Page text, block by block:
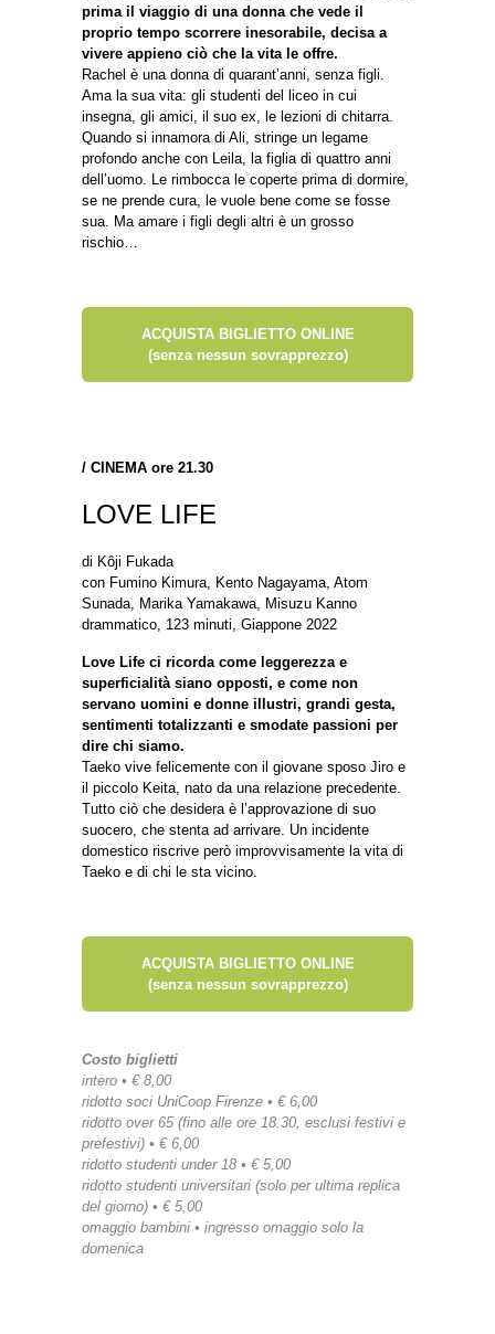
prima il viaggio di una donna che vede il
proprio tempo scorrere inesorabile, decisa a
vivere appieno ciò che la vita le offre.
Rachel è una donna di quarant’anni, senza figli.
Ama la sua vita: gli studenti del liceo in cui
insegna, gli amici, il suo ex, le lezioni di chitarra.
Quando si innamora di Ali, stringe un legame
profondo anche con Leila, la figlia di quattro anni
dell’uomo. Le rimbocca le coperte prima di dormire,
se ne prende cura, le vuole bene come se fosse
sua. Ma amare i figli degli altri è un grosso
rischio…
ACQUISTA BIGLIETTO ONLINE
(senza nessun sovrapprezzo)
/ CINEMA ore 21.30
LOVE LIFE
di Kôji Fukada
con Fumino Kimura, Kento Nagayama, Atom
Sunada, Marika Yamakawa, Misuzu Kanno
drammatico, 123 minuti, Giappone 2022
Love Life ci ricorda come leggerezza e
superficialità siano opposti, e come non
servano uomini e donne illustri, grandi gesta,
sentimenti totalizzanti e smodate passioni per
dire chi siamo.
Taeko vive felicemente con il giovane sposo Jiro e
il piccolo Keita, nato da una relazione precedente.
Tutto ciò che desidera è l’approvazione di suo
suocero, che stenta ad arrivare. Un incidente
domestico riscrive però improvvisamente la vita di
Taeko e di chi le sta vicino.
ACQUISTA BIGLIETTO ONLINE
(senza nessun sovrapprezzo)
Costo biglietti
intero • € 8,00
ridotto soci UniCoop Firenze • € 6,00
ridotto over 65 (fino alle ore 18.30, esclusi festivi e
prefestivi) • € 6,00
ridotto studenti under 18 • € 5,00
ridotto studenti universitari (solo per ultima replica
del giorno) • € 5,00
omaggio bambini • ingresso omaggio solo la
domenica